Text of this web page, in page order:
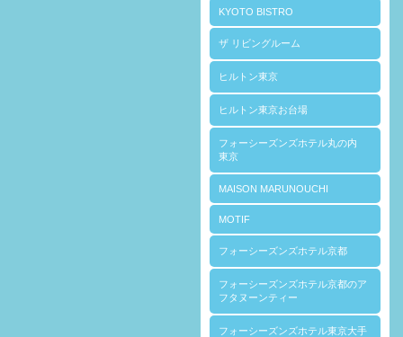
KYOTO BISTRO
ザ リビングルーム
ヒルトン東京
ヒルトン東京お台場
フォーシーズンズホテル丸の内
東京
MAISON MARUNOUCHI
MOTIF
フォーシーズンズホテル京都
フォーシーズンズホテル京都のア
フタヌーンティー
フォーシーズンズホテル東京大手